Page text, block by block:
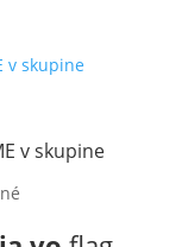
v skupine